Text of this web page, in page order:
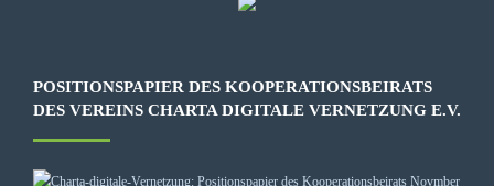
POSITIONSPAPIER DES KOOPERATIONSBEIRATS
DES VEREINS CHARTA DIGITALE VERNETZUNG E.V.